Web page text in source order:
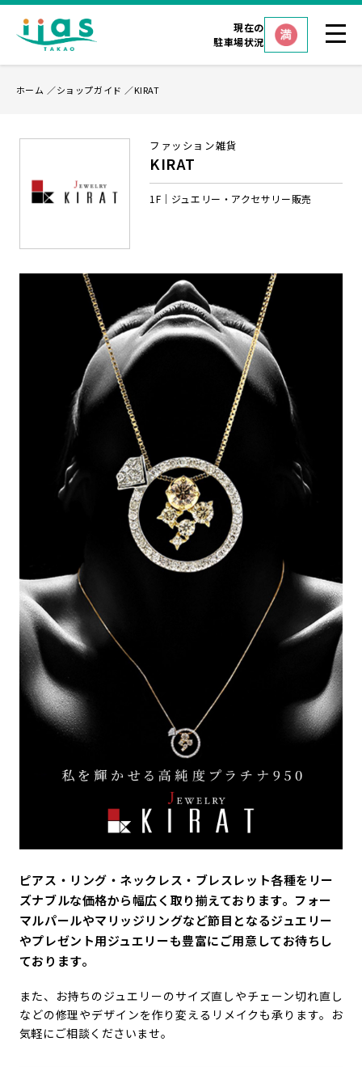
現在の
駐車場状況
ホーム ショップガイド KIRAT
ファッション雑貨
KIRAT
1F ジュエリー・アクセサリー販売
ピアス・リング・ネックレス・ブレスレット各種をリー
ズナブルな価格から幅広く取り揃えております。フォー
マルパールやマリッジリングなど節目となるジュエリー
やプレゼント用ジュエリーも豊富にご用意してお待ちし
ております。
また、お持ちのジュエリーのサイズ直しやチェーン切れ直し
などの修理やデザインを作り変えるリメイクも承ります。お
気軽にご相談くださいませ。